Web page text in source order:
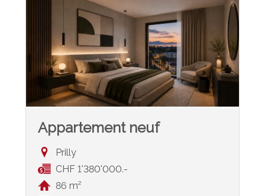
Appartement neuf
Prilly
CHF 1'380'000.-
86 m²